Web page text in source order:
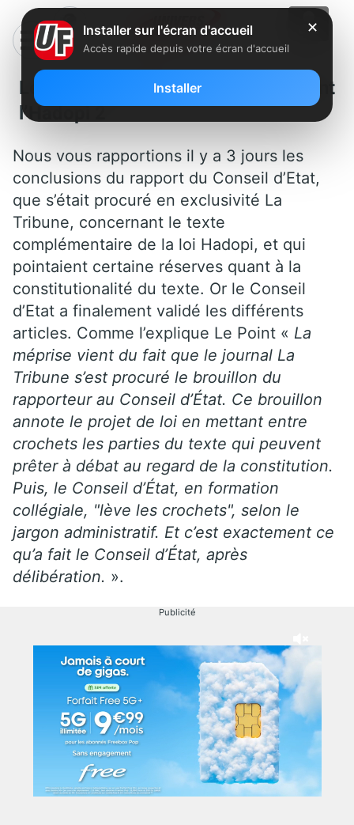
Le Conseil d’Etat valide finalement
l’Hadopi 2
Nous vous rapportions il y a 3 jours les
conclusions du rapport du Conseil d’Etat,
que s’était procuré en exclusivité La
Tribune, concernant le texte
complémentaire de la loi Hadopi, et qui
pointaient certaine réserves quant à la
constitutionalité du texte. Or le Conseil
d’Etat a finalement validé les différents
articles. Comme l’explique Le Point « La
méprise vient du fait que le journal La
Tribune s’est procuré le brouillon du
rapporteur au Conseil d’État. Ce brouillon
annote le projet de loi en mettant entre
crochets les parties du texte qui peuvent
prêter à débat au regard de la constitution.
Puis, le Conseil d’État, en formation
collégiale, "lève les crochets", selon le
jargon administratif. Et c’est exactement ce
qu’a fait le Conseil d’État, après
délibération. ».
Publicité
✕
Installer sur l'écran d'accueil
Accès rapide depuis votre écran d'accueil
Installer